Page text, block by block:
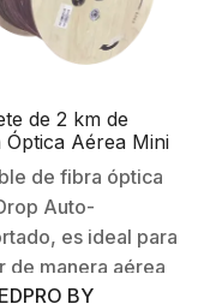
LP-KJ-6A-
Cobre.Para
de 2 km de
Óptica Aérea Mini
8 G.657A1 tipo
Monomodo de 2
Diseñada
Color
Span 80, (No
Conectores
de fibra óptica
Auto-
es ideal para
de manera aérea
el NAP a
BY